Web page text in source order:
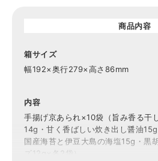
商品内容
箱サイズ
幅192×奥行279×高さ86mm
内容
手揚げ京あられ×10袋（旨み香る干
14g・甘く香ばしい炊き出し醤油
国産海苔と伊豆大島の海塩15g・黒
ズ12g×各2袋）